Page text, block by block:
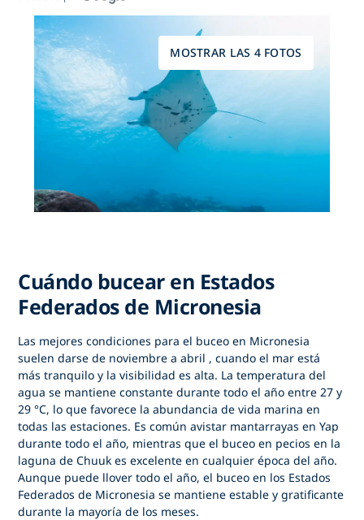
MOSTRAR LAS 4 FOTOS
Cuándo bucear en Estados
Federados de Micronesia
Las mejores condiciones parael buceo en Micronesia
suelen darse de noviembre a abril , cuando el mar está
más tranquilo y la visibilidad es alta. La temperatura del
agua se mantiene constante durante todo el año entre 27 y
29 °C, lo que favorece la abundancia de vida marina en
todas las estaciones. Es común avistar mantarrayas en Yap
durante todo el año, mientras que el buceo en pecios en la
laguna de Chuuk es excelente en cualquier época del año.
Aunque puede llover todo el año,el buceo en los Estados
Federados de Micronesia se mantiene estable y gratificante
durante la mayoría de los meses.